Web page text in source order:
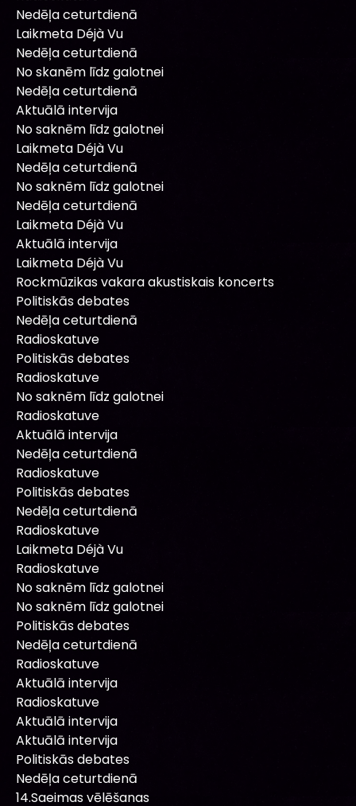
Nedēļa ceturtdienā
Laikmeta Déjà Vu
Nedēļa ceturtdienā
No skanēm līdz galotnei
Nedēļa ceturtdienā
Aktuālā intervija
No saknēm līdz galotnei
Laikmeta Déjà Vu
Nedēļa ceturtdienā
No saknēm līdz galotnei
Nedēļa ceturtdienā
Laikmeta Déjà Vu
Aktuālā intervija
Laikmeta Déjà Vu
Rockmūzikas vakara akustiskais koncerts
Politiskās debates
Nedēļa ceturtdienā
Radioskatuve
Politiskās debates
Radioskatuve
No saknēm līdz galotnei
Radioskatuve
Aktuālā intervija
Nedēļa ceturtdienā
Radioskatuve
Politiskās debates
Nedēļa ceturtdienā
Radioskatuve
Laikmeta Déjà Vu
Radioskatuve
No saknēm līdz galotnei
No saknēm līdz galotnei
Politiskās debates
Nedēļa ceturtdienā
Radioskatuve
Aktuālā intervija
Radioskatuve
Aktuālā intervija
Aktuālā intervija
Politiskās debates
Nedēļa ceturtdienā
14.Saeimas vēlēšanas